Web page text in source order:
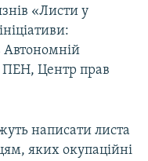
«Листи у
Автономній
ПЕН, Центр прав
написати листа
яких окупаційні